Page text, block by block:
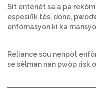
Sit entènèt sa a pa
espesifik tès, done,
enfòmasyon ki ka
Reliance sou nenpòt
se sèlman nan pwòp risk